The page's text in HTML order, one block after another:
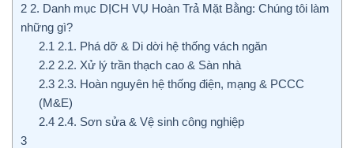
2 2. Danh mục DỊCH VỤ Hoàn Trả Mặt Bằng: Chúng tôi làm
những gì?
2.1 2.1. Phá dỡ & Di dời hệ thống vách ngăn
2.22.2. Xử lý trần thạch cao & Sàn nhà
2.32.3. Hoàn nguyên hệ thống điện, mạng & PCCC
(M&E)
2.42.4. Sơn sửa & Vệ sinh công nghiệp
3